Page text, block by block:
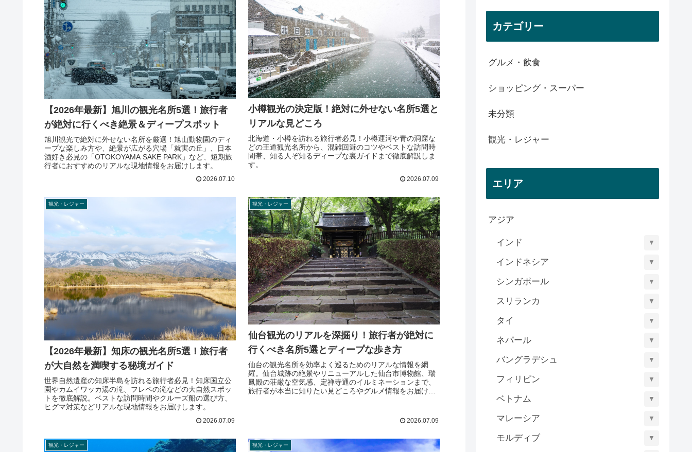
【2026年最新】旭川の観光名所5選！旅行者
が絶対に行くべき絶景＆ディープスポット
旭川観光で絶対に外せない名所を厳選！旭山動物園のディ
ープな楽しみ方や、絶景が広がる穴場「就実の丘」、日本
酒好き必見の「OTOKOYAMA SAKE PARK」など、短期旅
行者におすすめのリアルな現地情報をお届けします。
2026.07.10
小樽観光の決定版！絶対に外せない名所5選と
リアルな見どころ
北海道・小樽を訪れる旅行者必見！小樽運河や青の洞窟な
どの王道観光名所から、混雑回避のコツやベストな訪問時
間帯、知る人ぞ知るディープな裏ガイドまで徹底解説しま
す。
2026.07.09
観光・レジャー
【2026年最新】知床の観光名所5選！旅行者
が大自然を満喫する秘境ガイド
世界自然遺産の知床半島を訪れる旅行者必見！知床国立公
園やカムイワッカ湯の滝、フレペの滝などの大自然スポッ
トを徹底解説。ベストな訪問時間やクルーズ船の選び方、
ヒグマ対策などリアルな現地情報をお届けします。
2026.07.09
観光・レジャー
仙台観光のリアルを深掘り！旅行者が絶対に
行くべき名所5選とディープな歩き方
仙台の観光名所を効率よく巡るためのリアルな情報を網
羅。仙台城跡の絶景やリニューアルした仙台市博物館、瑞
鳳殿の荘厳な空気感、定禅寺通のイルミネーションまで、
旅行者が本当に知りたい見どころやグルメ情報をお届けし
2026.07.09
観光・レジャー 観光・レジャー
カテゴリー
グルメ・飲食
ショッピング・スーパー
未分類
観光・レジャー
エリア
アジア
インド ▼
インドネシア ▼
シンガポール ▼
スリランカ ▼
タイ ▼
ネパール ▼
バングラデシュ ▼
フィリピン ▼
ベトナム ▼
マレーシア ▼
モルディブ ▼